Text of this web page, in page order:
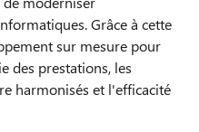
Grâce à cette
sur mesure pour
des prestations, les
harmonisés et l'efficacité